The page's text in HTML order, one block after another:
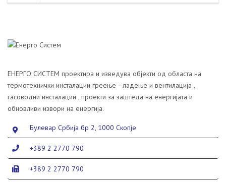
ЕНЕРГО СИСТЕМ проектира и изведува објекти од областа на
термотехнички инсталации греење –ладење и вентилација ,
гасоводни инсталации , проекти за заштеда на енергијата и
обновливи извори на енергија.
Булевар Србија бр 2, 1000 Скопје
+389 2 2770 790
+389 2 2770 790